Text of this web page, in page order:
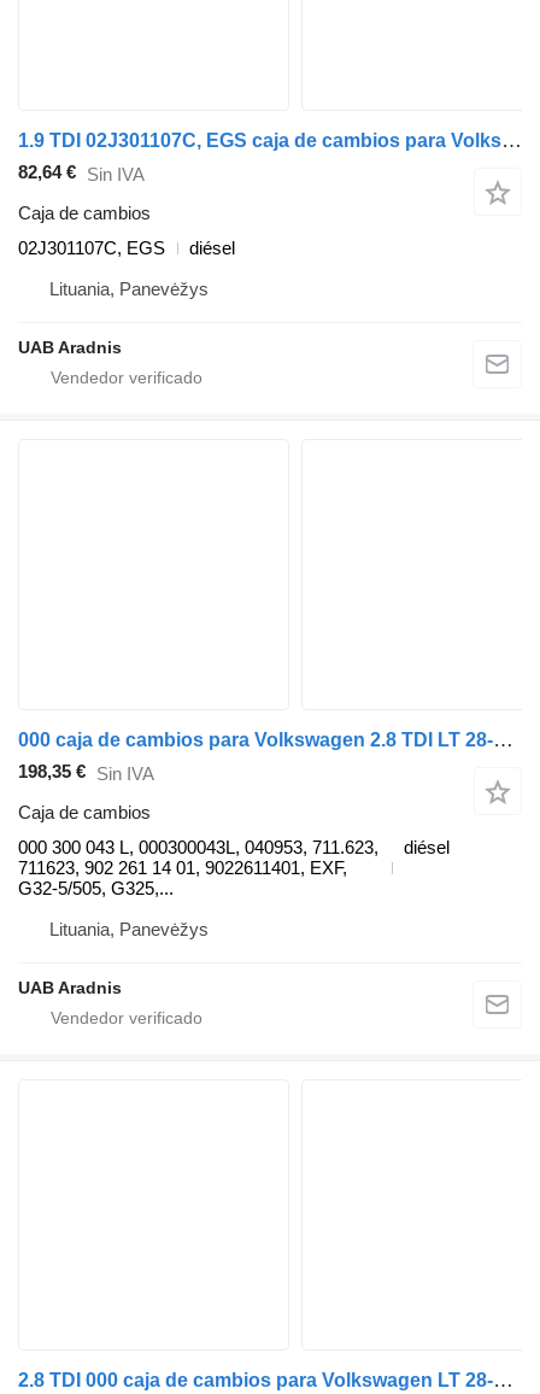
1.9 TDI 02J301107C, EGS caja de cambios para Volkswagen GOLF IV Variant (1J5) coche
82,64 € Sin IVA
Caja de cambios
02J301107C, EGS
diésel
Lituania, Panevėžys
UAB Aradnis
000 caja de cambios para Volkswagen 2.8 TDI LT 28-35 II Minibus / passenger (2DB, 2DE, 2DK) coche
198,35 € Sin IVA
Caja de cambios
000 300 043 L, 000300043L, 040953, 711.623,
711623, 902 261 14 01, 9022611401, EXF,
G32-5/505, G325,...
diésel
Lituania, Panevėžys
UAB Aradnis
2.8 TDI 000 caja de cambios para Volkswagen LT 28-46 II 2.8 TDI vehículo comercial